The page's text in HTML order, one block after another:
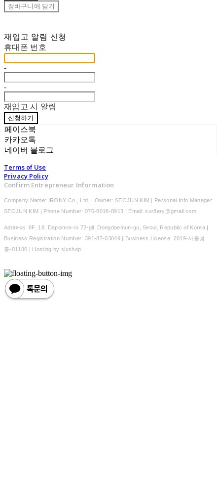
장바구니에 담기
재입고 알림 신청
휴대폰 번호
-
-
재입고 시 알림
신청하기
페이스북
카카오톡
네이버 블로그
Terms of Use
Privacy Policy
Confirm Entrepreneur Information
Company Name: IRONY Co., Ltd. | Owner: SEOJUN KIM | Personal Info Manager:
SEOJUN KIM | Phone Number: 070-8018-8913 | Email: sur8ery@gmail.com
Address: 8F, 18, Dapsimni-ro 72-gil, Dongdaemun-gu, Seoul, Republic of Korea |
Business Registration Number: 391-87-03049| Business License: 2019-서울성
동-01180 | Hosting by sixshop